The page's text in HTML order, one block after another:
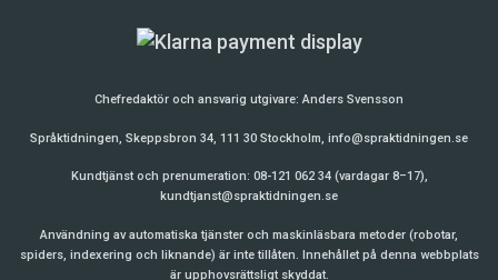
Chefredaktör och ansvarig utgivare:Anders Svensson
Språktidningen, Skeppsbron 34, 111 30 Stockholm, info@spraktidningen.se
Kundtjänst och prenumeration: 08-121 062 34 (vardagar 8–17),
kundtjanst@spraktidningen.se
Användning av automatiska tjänster och maskinläsbara metoder (robotar,
spiders, indexering och liknande) är inte tillåten. Innehållet på denna webbplats
är upphovsrättsligt skyddat.